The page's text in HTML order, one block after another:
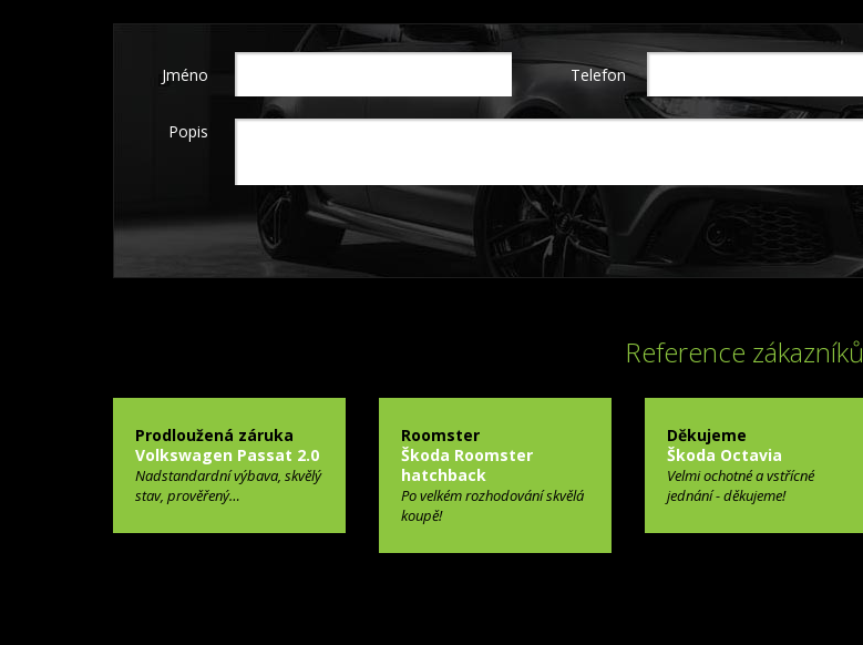
Jméno Telefon
Popis
Reference zákazníků
Prodloužená záruka
Volkswagen Passat 2.0
Nadstandardní výbava, skvělý
stav, prověřený…
Roomster
Škoda Roomster
hatchback
Po velkém rozhodování skvělá
koupě!
Děkujeme
Škoda Octavia
Velmi ochotné a vstřícné
jednání - děkujeme!